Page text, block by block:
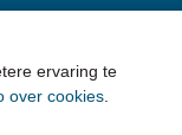
- 18.00
- 22.00
ervaring te
over cookies